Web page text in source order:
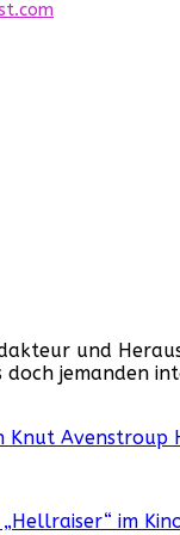
und
jemanden
Knut Avenstroup
im